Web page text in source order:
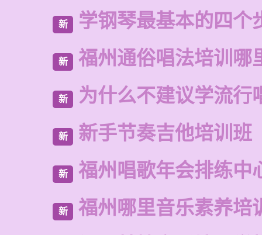
新 学钢琴最基本的四个
新 福州通俗唱法培训哪
新 为什么不建议学流行
新 新手节奏吉他培训班
新 福州唱歌年会排练中
新 福州哪里音乐素养培